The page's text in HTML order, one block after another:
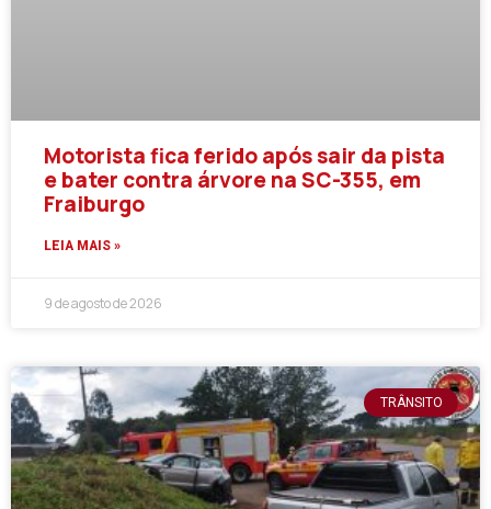
Motorista fica ferido após sair da pista
e bater contra árvore na SC-355, em
Fraiburgo
LEIA MAIS »
9 de agosto de 2026
TRÂNSITO